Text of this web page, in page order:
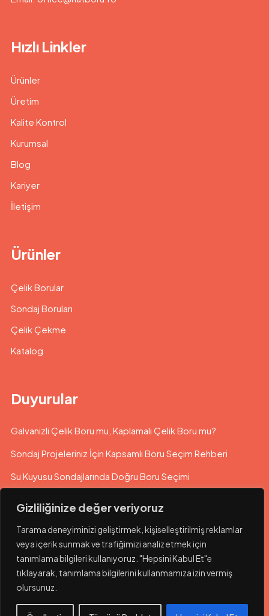
Gizliliğinize değer veriyoruz
Tarama deneyiminizi geliştirmek, kişiselleştirilmiş reklamlar
veya içerik sunmak ve trafiğimizi analiz etmek için
tanımlama bilgileri kullanıyoruz. "Hepsini Kabul Et"e
tıklayarak, tanımlama bilgilerini kullanmamıza izin vermiş
olursunuz.
Hızlı Linkler
Ürünler
Üretim
Kalite Kontrol
Kurumsal
Blog
Kariyer
İletişim
Ürünler
Çelik Borular
Sondaj Boruları
Çelik Çekme
Katalog
Duyurular
Galvanizli Çelik Boru mu, Kaplamalı Çelik Boru mu?
Sondaj Projeleriniz İçin Kapsamlı Boru Seçim Rehberi
Su Kuyusu Sondajlarında Doğru Boru Seçimi